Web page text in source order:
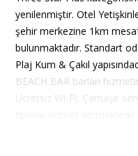
yenilenmiştir. Otel
şehir merkezine 1km
bulunmaktadır. Standart
Plaj Kum & Çakıl
BEACH BAR barları
Ücretsiz Wi-Fi, Çamaşır